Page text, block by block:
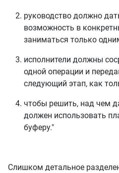
руководство должно
возможность в
заниматься только
исполнители должны
одной операции и
следующий этап, как
чтобы решить, над чем
должен использовать
буферу."
Слишком детальное